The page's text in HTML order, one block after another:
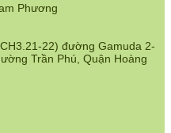
Phương
22) đường Gamuda 2-
Trần Phú, Quận Hoàng